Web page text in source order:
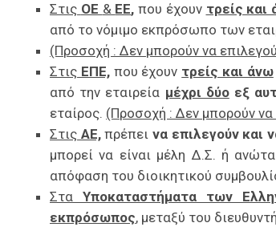
Στις ΟΕ & ΕΕ, που έχουν τρείς και
από το νόμιμο εκπρόσωπο των
(Προσοχή : Δεν μπορούν να
Στις ΕΠΕ,που έχουν τρείς και άνω
από την εταιρεία μέχρι δύο εξ
εταίρος. (Προσοχή : Δεν μπορούν να
Στις ΑΕ,πρέπει να επιλεγούν και
μπορεί να είναι μέλη Δ.Σ. ή
απόφαση του διοικητικού
Στα Υποκαταστήματα των
εκπρόσωπος, μεταξύ του